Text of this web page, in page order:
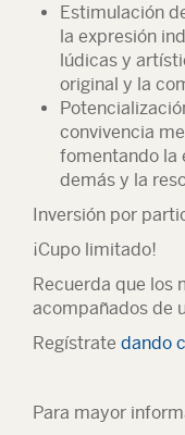
Estimulación
la expresión
lúdicas y
original y la
convivencia
fomentando la
demás y la
Inversión por
¡Cupo limitado!
Recuerda que los
acompañados de
Regístrate dando
Para mayor